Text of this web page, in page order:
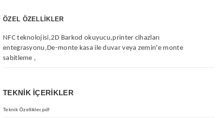
ÖZEL ÖZELLİKLER
NFC teknolojisi,2D Barkod okuyucu,printer cihazları
entegrasyonu,De-monte kasa ile duvar veya zemin'e monte
sabitleme ,
TEKNİK İÇERİKLER
Teknik Özellikler.pdf